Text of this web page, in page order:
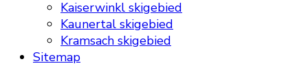
Kaiserwinkl skigebied
Kaunertal skigebied
Kramsach skigebied
Sitemap